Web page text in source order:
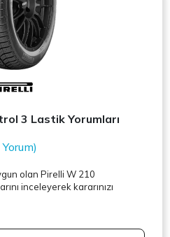
3 Lastik Yorumları
olanPirelli W 210
inceleyerek kararınızı